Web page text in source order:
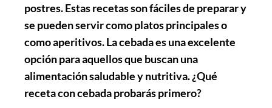
postres. Estas recetas son fáciles de preparar y
se pueden servir como platos principales o
como aperitivos. La cebada es una excelente
opción para aquellos que buscan una
alimentación saludable y nutritiva. ¿Qué
receta con cebada probarás primero?